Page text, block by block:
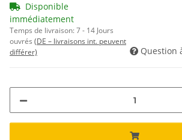
Disponible
immédiatement
Temps de livraison:7 - 14 Jours
ouvrés (DE – livraisons int. peuvent
différer)
Question